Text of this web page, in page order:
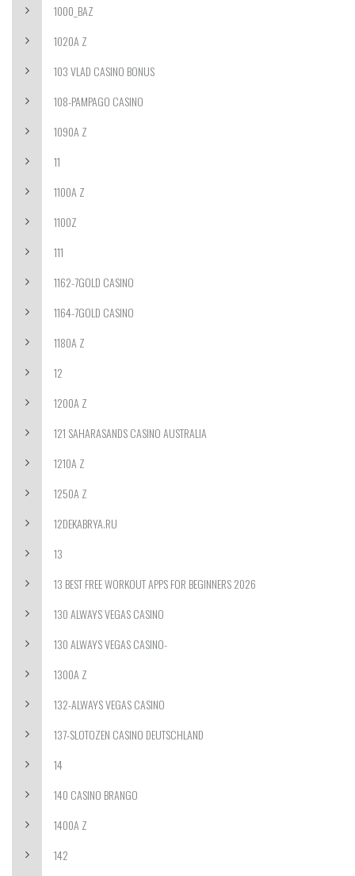
1000_BAZ
1020A Z
103 VLAD CASINO BONUS
108-PAMPAGO CASINO
1090A Z
11
1100A Z
1100Z
111
1162-7GOLD CASINO
1164-7GOLD CASINO
1180A Z
12
1200A Z
121 SAHARASANDS CASINO AUSTRALIA
1210A Z
1250A Z
12DEKABRYA.RU
13
13 BEST FREE WORKOUT APPS FOR BEGINNERS 2026
130 ALWAYS VEGAS CASINO
130 ALWAYS VEGAS CASINO-
1300A Z
132-ALWAYS VEGAS CASINO
137-SLOTOZEN CASINO DEUTSCHLAND
14
140 CASINO BRANGO
1400A Z
142